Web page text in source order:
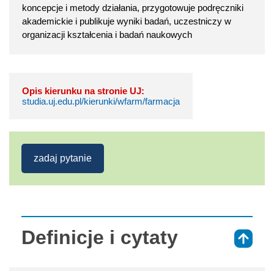
koncepcje i metody działania, przygotowuje podręczniki
akademickie i publikuje wyniki badań, uczestniczy w
organizacji kształcenia i badań naukowych
Opis kierunku na stronie UJ:
studia.uj.edu.pl/kierunki/wfarm/farmacja
zadaj pytanie
Definicje i cytaty